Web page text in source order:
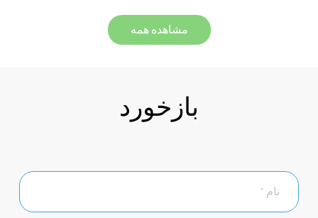
مشاهده همه
بازخورد